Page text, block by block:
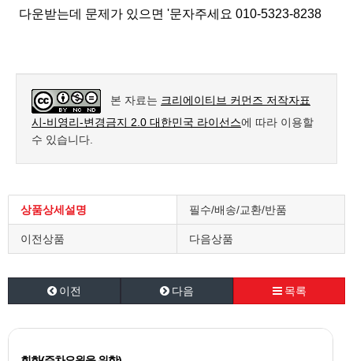
다운받는데 문제가 있으면 '문자주세요 010-5323-8238
본 자료는 크리에이티브 커먼즈 저작자표
시-비영리-변경금지 2.0 대한민국 라이선스에 따라 이용할
수 있습니다.
상품상세설명 필수/배송/교환/반품
이전상품 다음상품
이전 다음 목록